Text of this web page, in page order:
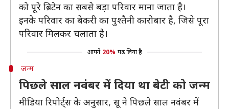
को पूरे ब्रिटेन का सबसे बड़ा परिवार माना जाता है।
इनके परिवार का बेकरी का पुश्तैनी कारोबार है, जिसे पूरा
परिवार मिलकर चलाता है।
आपने 20% पढ़ लिया है
जन्म
पिछले साल नवंबर में दिया था बेटी को जन्म
मीडिया रिपोर्ट्स के अनुसार, सू ने पिछले साल नवंबर में